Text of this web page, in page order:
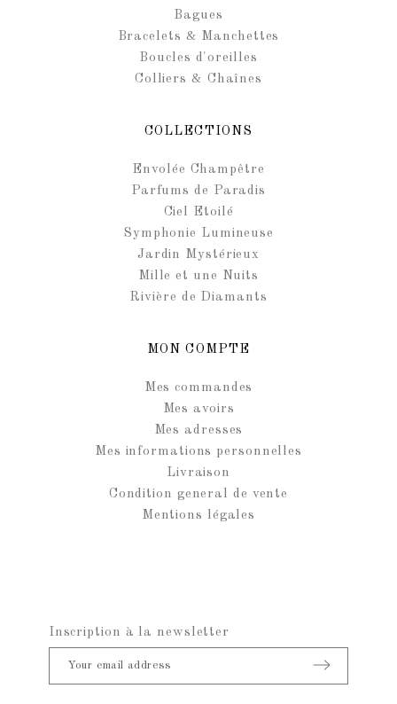
Bagues
Bracelets & Manchettes
Boucles d'oreilles
Colliers & Chaînes
COLLECTIONS
Envolée Champêtre
Parfums de Paradis
Ciel Etoilé
Symphonie Lumineuse
Jardin Mystérieux
Mille et une Nuits
Rivière de Diamants
MON COMPTE
Mes commandes
Mes avoirs
Mes adresses
Mes informations personnelles
Livraison
Condition general de vente
Mentions légales
Inscription à la newsletter